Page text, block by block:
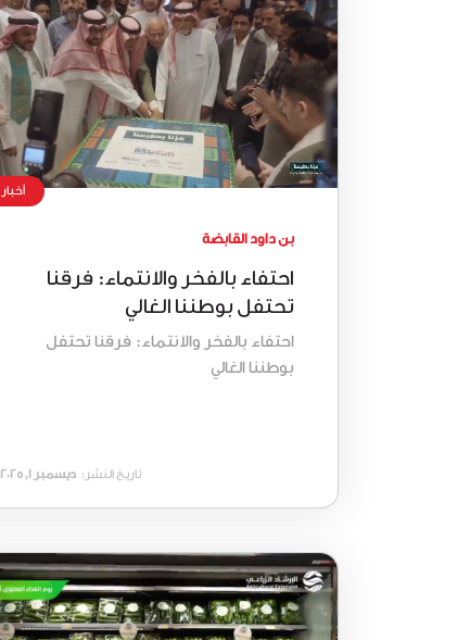
أخبار
بن داود القابضة
احتفاء بالفخر والانتماء: فرقنا
تحتفل بوطننا الغالي
احتفاء بالفخر والانتماء: فرقنا تحتفل
بوطننا الغالي
تاريخ النشر: ديسمبر 1, 2025